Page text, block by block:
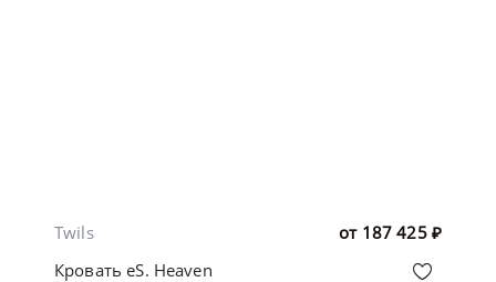
от 187 425 ₽
Twils
Кровать eS. Heaven